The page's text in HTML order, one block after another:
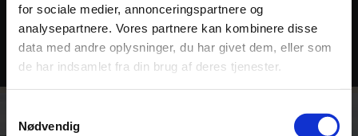
for sociale medier, annonceringspartnere og
analysepartnere. Vores partnere kan kombinere disse
data med andre oplysninger, du har givet dem, eller som
de har indsamlet fra din brug af deres tjenester.
Nødvendig